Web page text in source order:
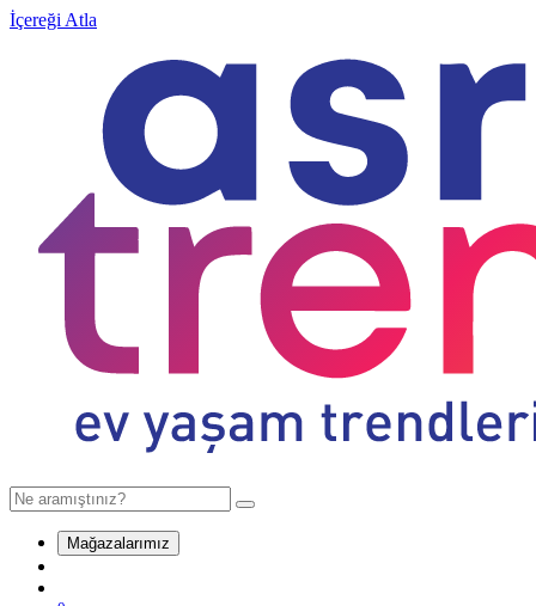
İçereği Atla
Mağazalarımız